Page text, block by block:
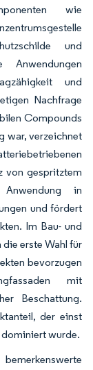
wie
und
Anwendungen
und
Nachfrage
Compounds
war, verzeichnet
von gespritztem
in
und fördert
Im Bau- und
erste Wahl für
bevorzugen
mit
Beschattung.
der einst
wurde.